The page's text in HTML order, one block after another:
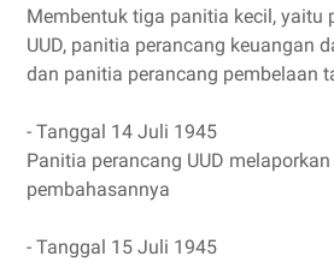
Membentuk tiga panitia kecil, yaitu
UUD, panitia perancang keuangan
dan panitia perancang pembelaan
- Tanggal 14 Juli 1945
Panitia perancang UUD
pembahasannya
- Tanggal 15 Juli 1945